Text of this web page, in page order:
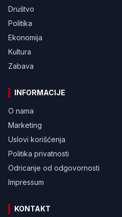
Društvo
Politika
Ekonomija
Kultura
Zabava
INFORMACIJE
O nama
Marketing
Uslovi korišćenja
Politika privatnosti
Odricanje od odgovornosti
Impressum
KONTAKT